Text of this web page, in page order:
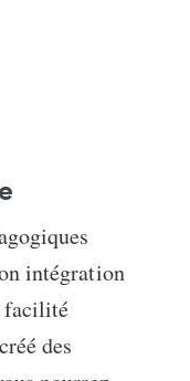
intégration
facilité
des